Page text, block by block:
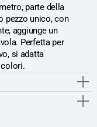
parte della
pezzo unico, con
aggiunge un
Perfetta per
si adatta